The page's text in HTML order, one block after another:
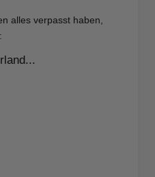
alles verpasst haben,